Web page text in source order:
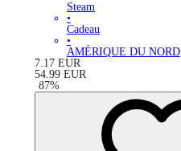
Steam
•
Cadeau
•
AMÉRIQUE DU NORD
7.17 EUR
54.99 EUR
-87%